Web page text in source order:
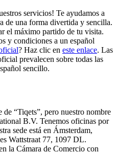
servicios! Te ayudamos a
de una forma divertida y sencilla.
el máximo partido de tu visita.
y condiciones a un español
? Haz clic en este enlace. Las
prevalecen sobre todas las
sencillo.
de “Tiqets”, pero nuestro nombre
B.V. Tenemos oficinas por
sede está en Ámsterdam,
Wattstraat 77, 1097 DL.
la Cámara de Comercio con